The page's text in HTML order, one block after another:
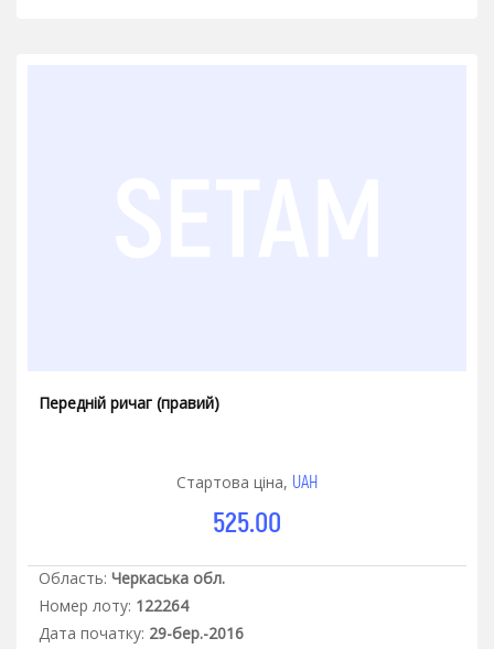
Передній ричаг (правий)
Стартова ціна, UAH
525.00
Область: Черкаська обл.
Номер лоту: 122264
Дата початку: 29-бер.-2016